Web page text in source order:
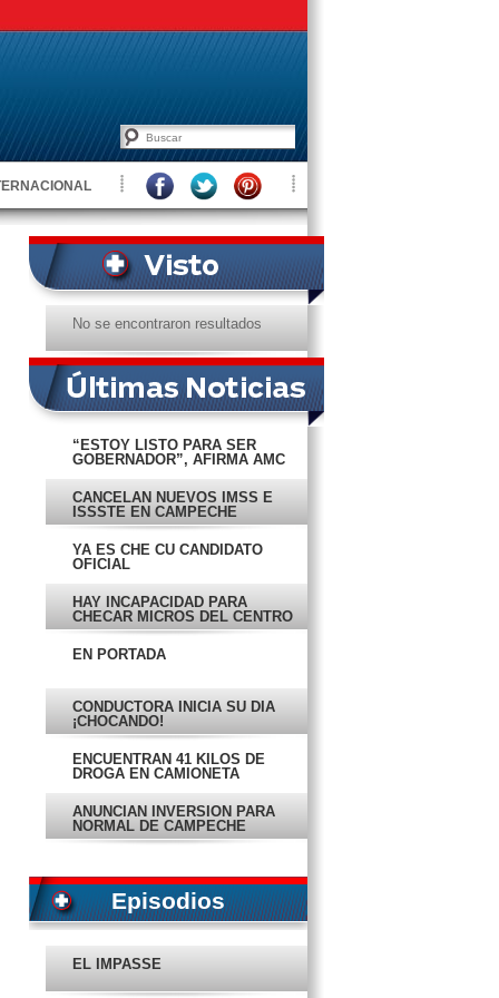
No se encontraron resultados
“ESTOY LISTO PARA SER
GOBERNADOR”, AFIRMA AMC
CANCELAN NUEVOS IMSS E
ISSSTE EN CAMPECHE
YA ES CHE CU CANDIDATO
OFICIAL
HAY INCAPACIDAD PARA
CHECAR MICROS DEL CENTRO
EN PORTADA
CONDUCTORA INICIA SU DÍA
¡CHOCANDO!
ENCUENTRAN 41 KILOS DE
DROGA EN CAMIONETA
ANUNCIAN INVERSIÓN PARA
NORMAL DE CAMPECHE
TERRENO A FORÁNEOS
CAMPECHE AVANZA EN
PROTECCIÓN A NIÑOS: UNICEF
POSTES: UN RIESGO QUE NADIE
Episodios
EL IMPASSE